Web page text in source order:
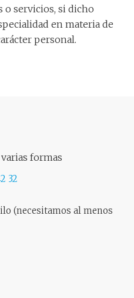
o servicios, si dicho
en materia de
personal.
formas
32
(necesitamos al menos